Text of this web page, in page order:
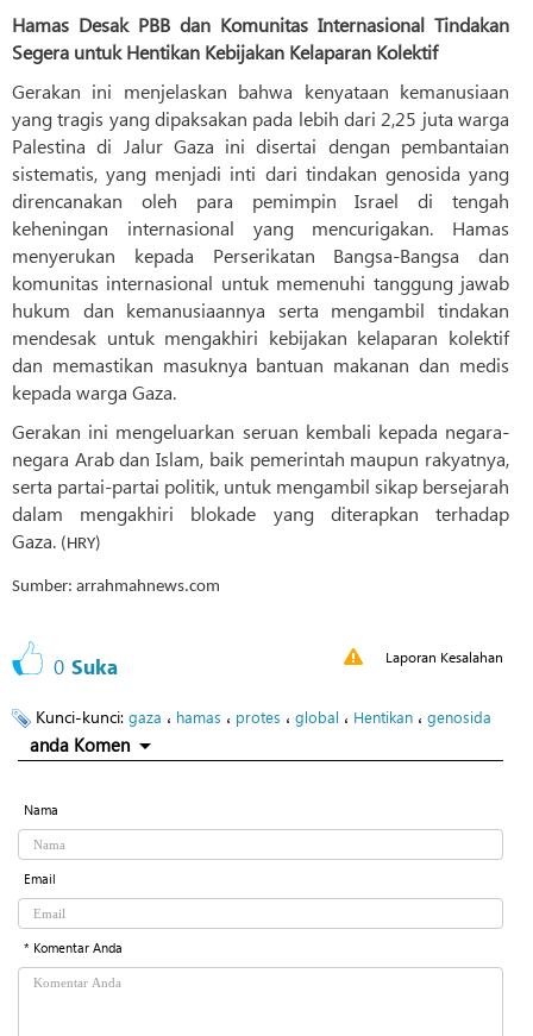
Hamas Desak PBB dan Komunitas Internasional Tindakan
Segera untuk Hentikan Kebijakan Kelaparan Kolektif
Gerakan ini menjelaskan bahwa kenyataan kemanusiaan
yang tragis yang dipaksakan pada lebih dari 2,25 juta warga
Palestina di Jalur Gaza ini disertai dengan pembantaian
sistematis, yang menjadi inti dari tindakan genosida yang
direncanakan oleh para pemimpin Israel di tengah
keheningan internasional yang mencurigakan. Hamas
menyerukan kepada Perserikatan Bangsa-Bangsa dan
komunitas internasional untuk memenuhi tanggung jawab
hukum dan kemanusiaannya serta mengambil tindakan
mendesak untuk mengakhiri kebijakan kelaparan kolektif
dan memastikan masuknya bantuan makanan dan medis
kepada warga Gaza.
Gerakan ini mengeluarkan seruan kembali kepada negara-
negara Arab dan Islam, baik pemerintah maupun rakyatnya,
serta partai-partai politik, untuk mengambil sikap bersejarah
dalam mengakhiri blokade yang diterapkan terhadap
Gaza. (HRY)
Sumber: arrahmahnews.com
0 Suka Laporan Kesalahan
Kunci-kunci: gaza ، hamas ، protes ، global ، Hentikan ، genosida
anda Komen
Nama
Email
* Komentar Anda